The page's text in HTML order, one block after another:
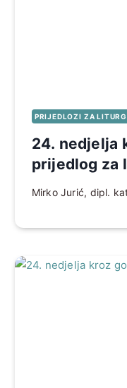
PRIJEDLOZI ZA
24. nedjelja
prijedlog za
Mirko Jurić, dipl.